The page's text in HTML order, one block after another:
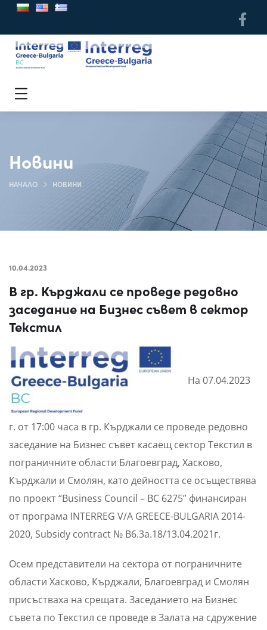
Новини
НАЧАЛО НОВИНИ
10.04.2023
В гр. Кърджали се проведе редовно
заседание на Бизнес съвет в сектор
Текстил
На 07.04.2023
г. от 17:00 часа в гр. Кърджали се проведе редовно
заседание на Бизнес съвет касаещ сектор Текстил в
пограничните области Благоевград, Хасково,
Кърджали и Смолян, като дейността се осъществява
по проект “Business Council – BC 6275” финансиран
от програма INTERREG V/A GREECE-BULGARIA 2014-
2020, Subsidy contract № B6.3a.18/13.04.2021г.
Осем представители на сектора от пограничните
области Хасково, Кърджали, Благоевград и Смолян
присъстваха на срещата. Заседанието на Бизнес
съвета по Текстил се проведе в Залата на сдружение